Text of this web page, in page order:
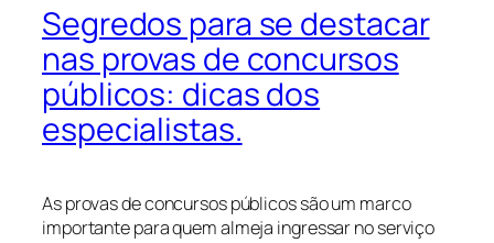
Segredos para se destacar
nas provas de concursos
públicos: dicas dos
especialistas.
As provas de concursos públicos são um marco
importante para quem almeja ingressar no serviço